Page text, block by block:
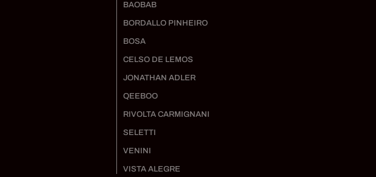
BAOBAB
BORDALLO PINHEIRO
BOSA
CELSO DE LEMOS
JONATHAN ADLER
QEEBOO
RIVOLTA CARMIGNANI
SELETTI
VENINI
VISTA ALEGRE